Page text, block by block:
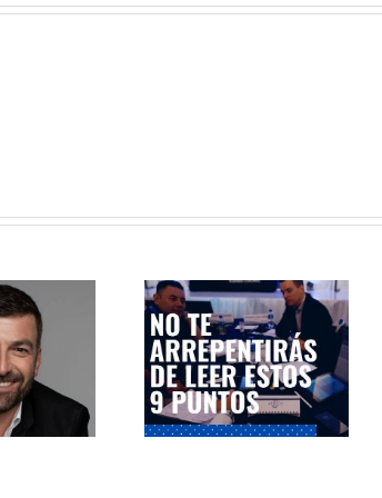
que cambiarán
tu vida…
ActionCOACH: un activo
monetario y a la vez
HUMANITARIO.